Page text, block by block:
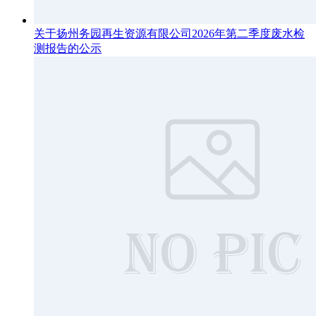
关于扬州务园再生资源有限公司2026年第二季度废水检
测报告的公示